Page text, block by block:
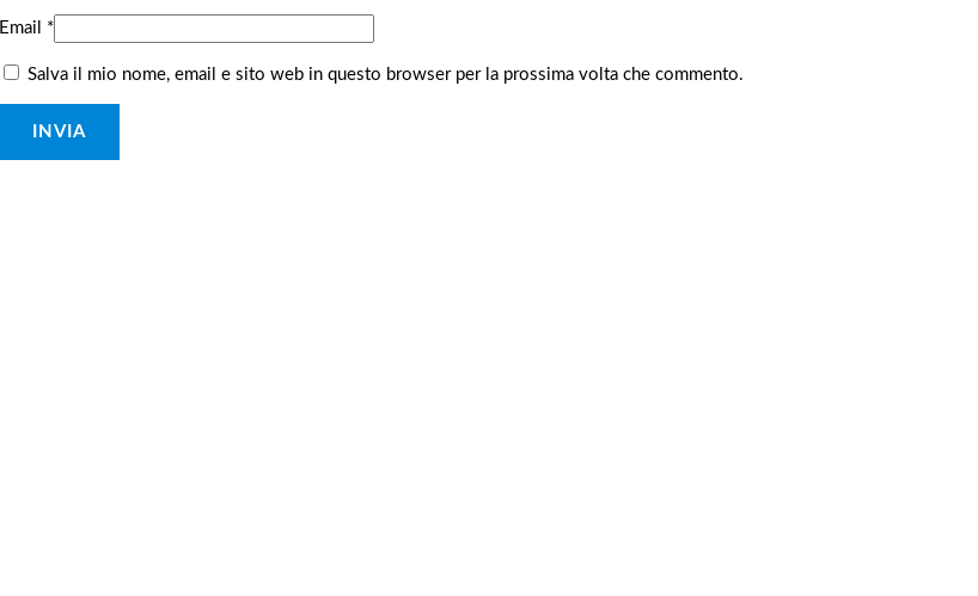
Email *
Salva il mio nome, email e sito web in questo browser per la prossima volta che commento.